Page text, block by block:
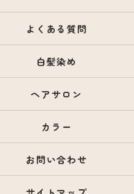
よくある質問
白髪染め
ヘアサロン
カラー
お問い合わせ